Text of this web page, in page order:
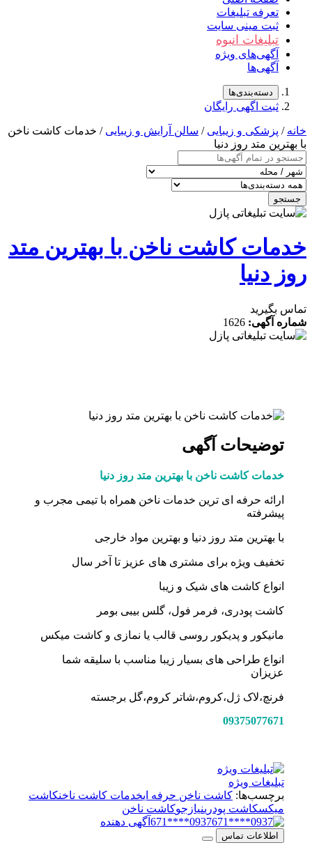
تعرفه تبلیغات
ثبت مینی سایت
تبلیغات انبوه
آگهی‌های ویژه
آگهی‌ها
دسته‌بندی‌ها
ثبت اگهی رایگان
/پزشکی و زیبایی /سالن آرایش و زیبایی / خدمات کاشت ناخن
متد روز دنیا
کاشت ناخن با بهترین متد
دنیا
بگیرید
آگهی:1626
توضیحات آگهی
خدمات کاشت ناخن با بهترین متد روز دنیا
ارائه حرفه ای ترین خدمات ناخن همراه با تیمی مجرب و
پیشرفته
با بهترین متد روز دنیا و بهترین مواد خارجی
تخفیف ویژه برای مشتری های عزیز تا آخر سال
انواع کاشت های شیک و زیبا
کاشت پودری، فرمر فول، گلس بیبی بومر
مانیکور و پدیکور روسی قالب یا نمازی و کاشت میکس
انواع طراحی های بسیار زیبا مناسب با سلیقه شما
عزیزان
فرنچ،لاک ژل،کروم،شاتر کروم،گل برجسته
09375077671
تبلیغات ویژه
برچسب‌ها:کاشت ناخن حرفه ایخدمات کاشت ناخنکاشت
میکسکاشت پودری نیازجوکاشت ناخن
0937****671
آگهی دهنده
اطلاعات تماس